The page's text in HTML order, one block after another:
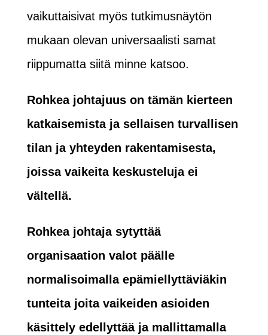
vaikuttaisivat myös tutkimusnäytön
mukaan olevan universaalisti samat
riippumatta siitä minne katsoo.
Rohkea johtajuus on tämän kierteen
katkaisemista ja sellaisen turvallisen
tilan ja yhteyden rakentamisesta,
joissa vaikeita keskusteluja ei
vältellä.
Rohkea johtaja sytyttää
organisaation valot päälle
normalisoimalla epämiellyttäviäkin
tunteita joita vaikeiden asioiden
käsittely edellyttää ja mallittamalla